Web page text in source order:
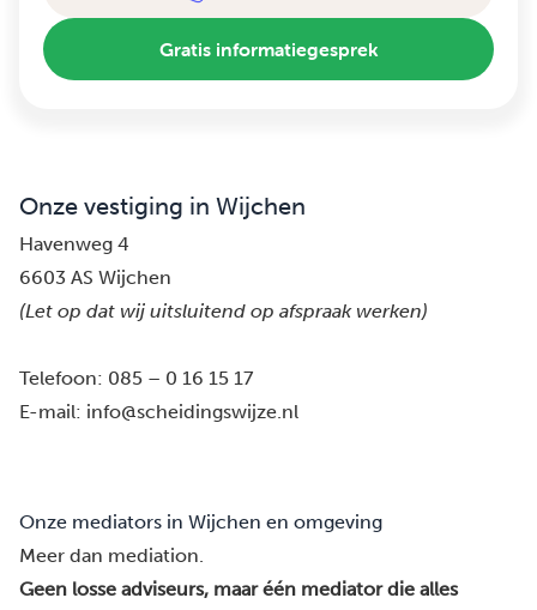
Gratis informatiegesprek
Onze vestiging in Wijchen
Havenweg 4
6603 AS Wijchen
(Let op dat wij uitsluitend op afspraak werken)
Telefoon: 085 – 0 16 15 17
E-mail: info@scheidingswijze.nl
Onze mediators in Wijchen en omgeving
Meer dan mediation.
Geen losse adviseurs, maar één mediator die alles